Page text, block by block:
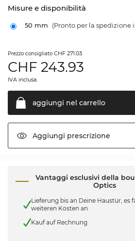
Misure e disponibilità
50 mm (Pronto per la spedizione
Prezzo consigliato CHF 271.03
CHF 243.93
IVA inclusa.
aggiungi nel carrello
Aggiungi prescrizione
Vantaggi esclusivi della
Optics
Lieferung bis an Deine Haustür, es
weiteren Kosten an
Kauf auf Rechnung